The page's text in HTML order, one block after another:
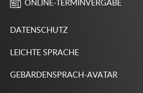
ONLINE-TERMINVERGABE
DATENSCHUTZ
LEICHTE SPRACHE
GEBÄRDENSPRACH-AVATAR